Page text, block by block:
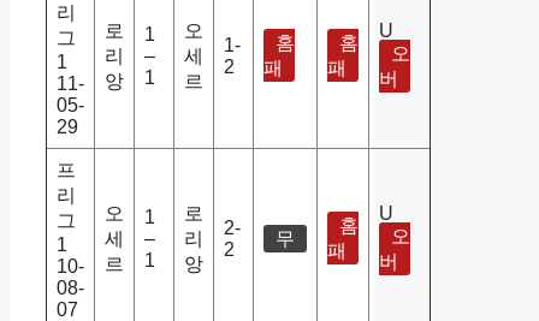
리
그
1
11-
05-
29
로
리
앙
1
–
1
오
세
르
1-
2
홈
패
홈
패
U
오
버
프
리
그
1
10-
08-
07
오
세
르
1
–
1
로
리
앙
2-
2
무
홈
패
U
오
버